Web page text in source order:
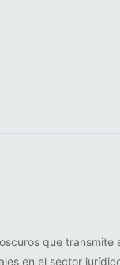
que transmite
en el sector